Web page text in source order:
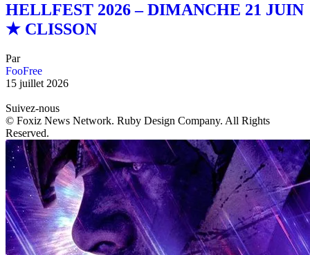
HELLFEST 2026 – DIMANCHE 21 JUIN
★ CLISSON
Par
FooFree
15 juillet 2026
Suivez-nous
© Foxiz News Network. Ruby Design Company. All Rights
Reserved.